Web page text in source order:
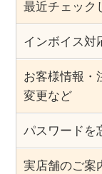
最近チェック
インボイス対
お客様情報・
変更など
パスワードを
実店舗のご案